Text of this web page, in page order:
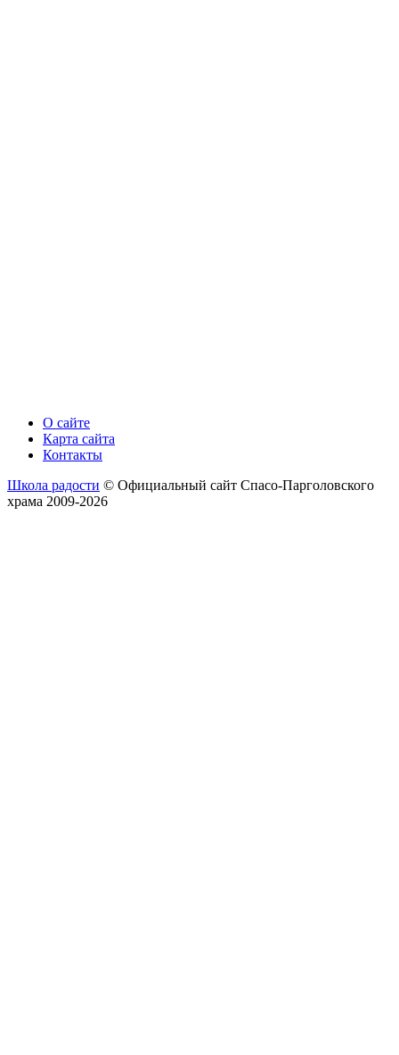
О сайте
Карта сайта
Контакты
Школа радости © Официальный сайт Спасо-Парголовского
храма 2009-2026